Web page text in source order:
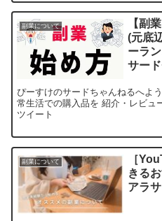
副業について
【副
(元底
ーラ
サー
ぴーすけのサードちゃんねるへよ
常生活での購入品を 紹介・レビ
ツイート
副業について
［
きる
アラ